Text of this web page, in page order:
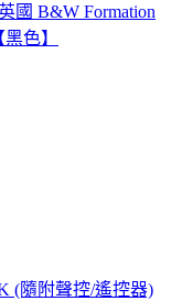
國 B&W Formation
色】
(隨附聲控/遙控器)